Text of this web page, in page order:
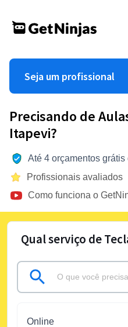
Seja um profissional
Precisando de
Itapevi?
Até 4 orçamentos grátis
Profissionais avaliados
Como funciona o
Qual serviço de
Online